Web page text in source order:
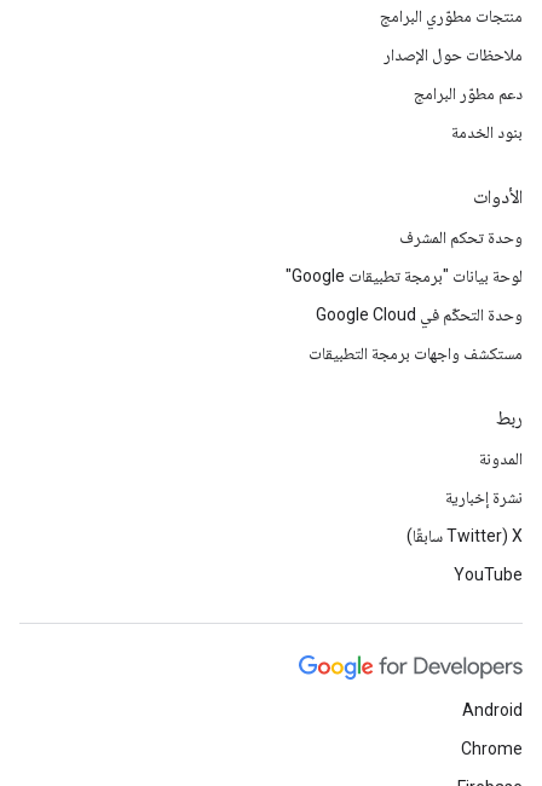
منتجات مطوّري البرامج
ملاحظات حول الإصدار
دعم مطوّر البرامج
بنود الخدمة
الأدوات
وحدة تحكم المشرف
لوحة بيانات "برمجة تطبيقات Google"
وحدة التحكّم في Google Cloud
مستكشف واجهات برمجة التطبيقات
ربط
المدونة
نشرة إخبارية
‫X ‏(Twitter سابقًا)
YouTube
Android
Chrome